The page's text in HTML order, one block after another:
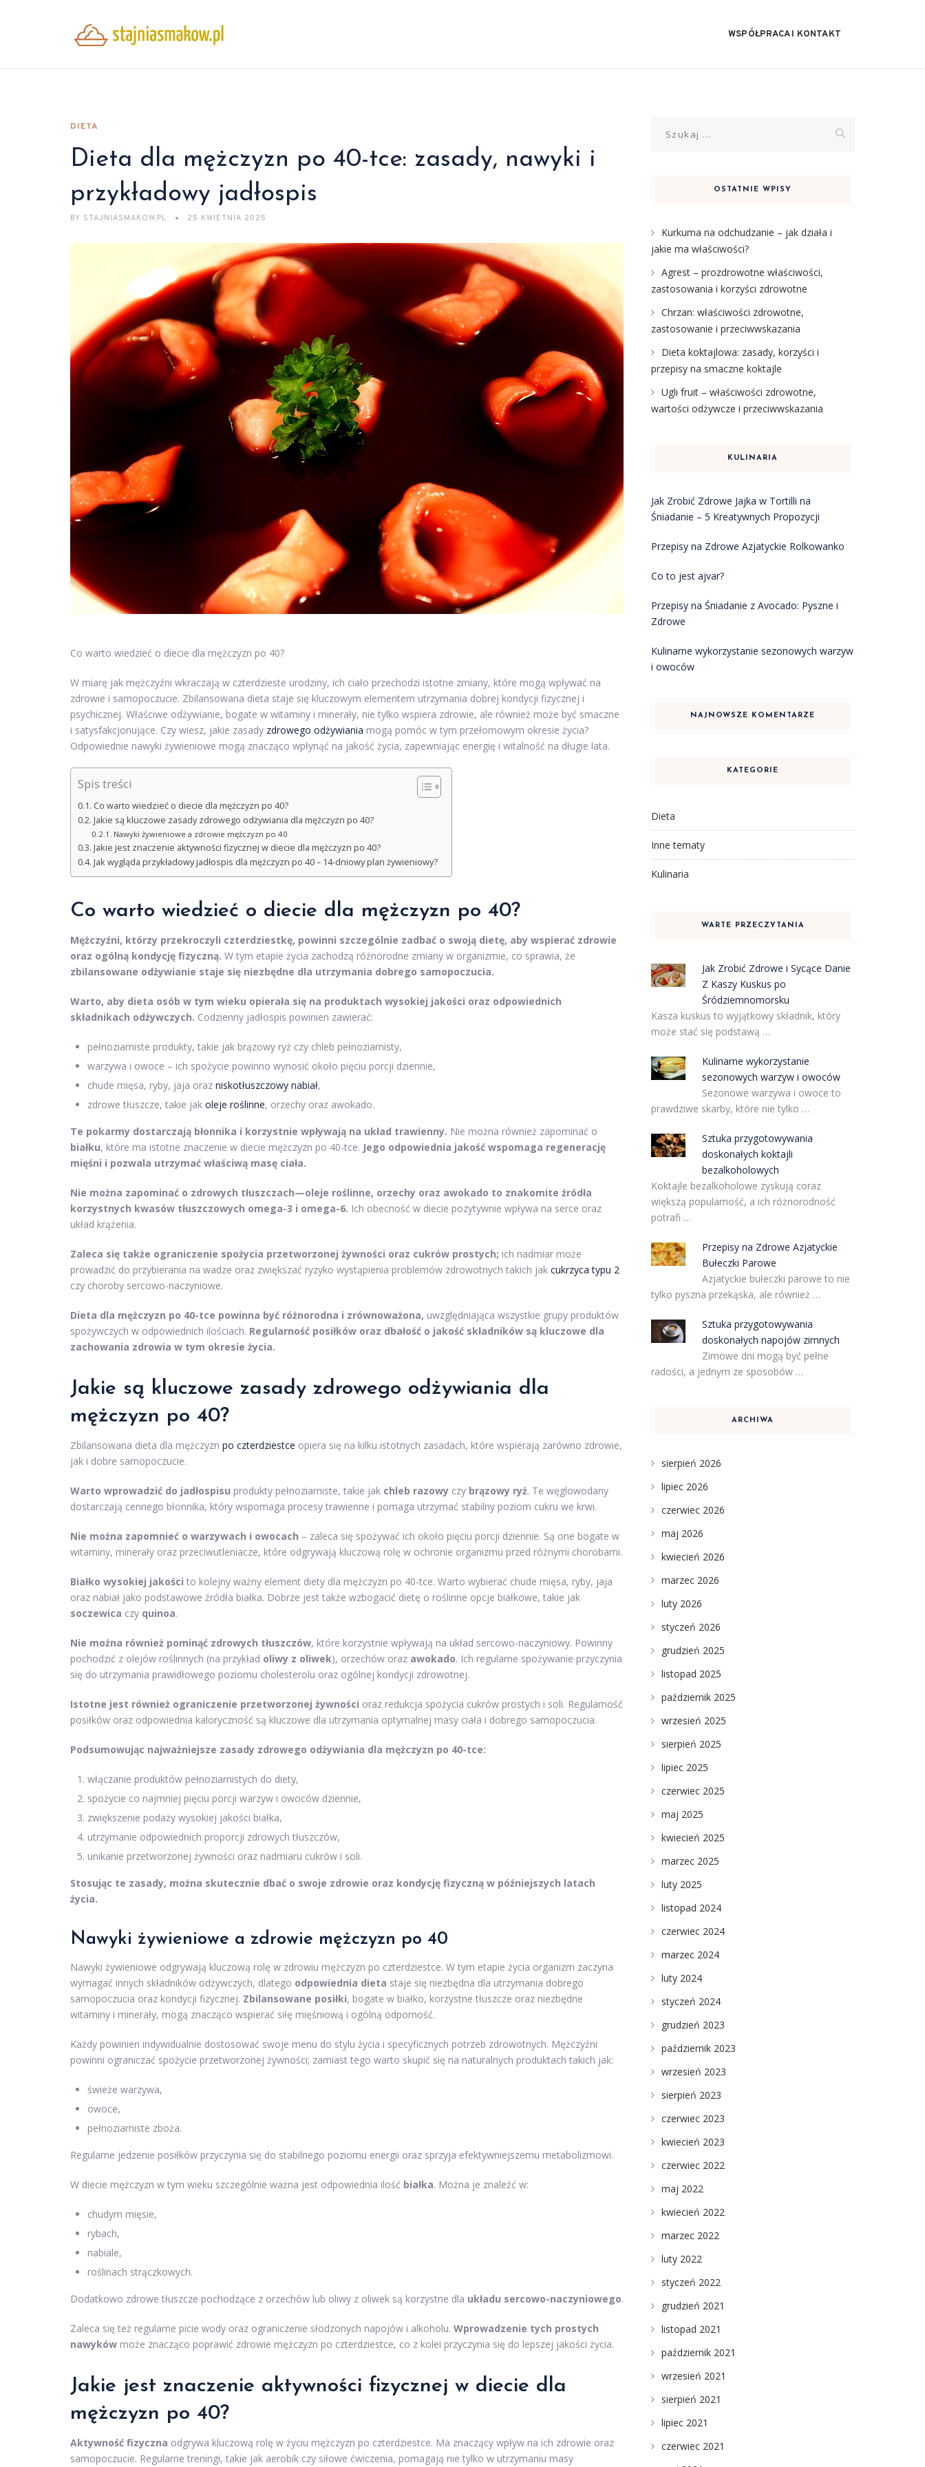
WSPÓŁPRACA I KONTAKT
DIETA
Dieta dla mężczyzn po 40-tce: zasady, nawyki i
przykładowy jadłospis
BY STAJNIASMAKOW.PL 25 KWIETNIA 2025
Co warto wiedzieć o diecie dla mężczyzn po 40?
W miarę jak mężczyźni wkraczają w czterdzieste urodziny, ich ciało przechodzi istotne zmiany, które mogą wpływać na
zdrowie i samopoczucie. Zbilansowana dieta staje się kluczowym elementem utrzymania dobrej kondycji fizycznej i
psychicznej. Właściwe odżywianie, bogate w witaminy i minerały, nie tylko wspiera zdrowie, ale również może być smaczne
i satysfakcjonujące. Czy wiesz, jakie zasady zdrowego odżywiania mogą pomóc w tym przełomowym okresie życia?
Odpowiednie nawyki żywieniowe mogą znacząco wpłynąć na jakość życia, zapewniając energię i witalność na długie lata.
Spis treści
Co warto wiedzieć o diecie dla mężczyzn po 40?
Jakie są kluczowe zasady zdrowego odżywiania dla mężczyzn po 40?
Nawyki żywieniowe a zdrowie mężczyzn po 40
Jakie jest znaczenie aktywności fizycznej w diecie dla mężczyzn po 40?
Jak wygląda przykładowy jadłospis dla mężczyzn po 40 – 14-dniowy plan żywieniowy?
Co warto wiedzieć o diecie dla mężczyzn po 40?
Mężczyźni, którzy przekroczyli czterdziestkę, powinni szczególnie zadbać o swoją dietę, aby wspierać zdrowie
oraz ogólną kondycję fizyczną. W tym etapie życia zachodzą różnorodne zmiany w organizmie, co sprawia, że
zbilansowane odżywianie staje się niezbędne dla utrzymania dobrego samopoczucia.
Warto, aby dieta osób w tym wieku opierała się na produktach wysokiej jakości oraz odpowiednich
składnikach odżywczych. Codzienny jadłospis powinien zawierać:
pełnoziarniste produkty, takie jak brązowy ryż czy chleb pełnoziarnisty,
warzywa i owoce – ich spożycie powinno wynosić około pięciu porcji dziennie,
chude mięsa, ryby, jaja oraz niskotłuszczowy nabiał,
zdrowe tłuszcze, takie jak oleje roślinne, orzechy oraz awokado.
Te pokarmy dostarczają błonnika i korzystnie wpływają na układ trawienny. Nie można również zapominać o
białku, które ma istotne znaczenie w diecie mężczyzn po 40-tce. Jego odpowiednia jakość wspomaga regenerację
mięśni i pozwala utrzymać właściwą masę ciała.
Nie można zapominać o zdrowych tłuszczach—oleje roślinne, orzechy oraz awokado to znakomite źródła
korzystnych kwasów tłuszczowych omega-3 i omega-6. Ich obecność w diecie pozytywnie wpływa na serce oraz
układ krążenia.
Zaleca się także ograniczenie spożycia przetworzonej żywności oraz cukrów prostych; ich nadmiar może
prowadzić do przybierania na wadze oraz zwiększać ryzyko wystąpienia problemów zdrowotnych takich jak cukrzyca typu 2
czy choroby sercowo-naczyniowe.
Dieta dla mężczyzn po 40-tce powinna być różnorodna i zrównoważona, uwzględniająca wszystkie grupy produktów
spożywczych w odpowiednich ilościach. Regularność posiłków oraz dbałość o jakość składników są kluczowe dla
zachowania zdrowia w tym okresie życia.
Jakie są kluczowe zasady zdrowego odżywiania dla
mężczyzn po 40?
Zbilansowana dieta dla mężczyzn po czterdziestce opiera się na kilku istotnych zasadach, które wspierają zarówno zdrowie,
jak i dobre samopoczucie.
Warto wprowadzić do jadłospisu produkty pełnoziarniste, takie jak chleb razowy czy brązowy ryż. Te węglowodany
dostarczają cennego błonnika, który wspomaga procesy trawienne i pomaga utrzymać stabilny poziom cukru we krwi.
Nie można zapomnieć o warzywach i owocach – zaleca się spożywać ich około pięciu porcji dziennie. Są one bogate w
witaminy, minerały oraz przeciwutleniacze, które odgrywają kluczową rolę w ochronie organizmu przed różnymi chorobami.
Białko wysokiej jakości to kolejny ważny element diety dla mężczyzn po 40-tce. Warto wybierać chude mięsa, ryby, jaja
oraz nabiał jako podstawowe źródła białka. Dobrze jest także wzbogacić dietę o roślinne opcje białkowe, takie jak
soczewica czy quinoa.
Nie można również pominąć zdrowych tłuszczów, które korzystnie wpływają na układ sercowo-naczyniowy. Powinny
pochodzić z olejów roślinnych (na przykład oliwy z oliwek), orzechów oraz awokado. Ich regularne spożywanie przyczynia
się do utrzymania prawidłowego poziomu cholesterolu oraz ogólnej kondycji zdrowotnej.
Istotne jest również ograniczenie przetworzonej żywności oraz redukcja spożycia cukrów prostych i soli. Regularność
posiłków oraz odpowiednia kaloryczność są kluczowe dla utrzymania optymalnej masy ciała i dobrego samopoczucia.
Podsumowując najważniejsze zasady zdrowego odżywiania dla mężczyzn po 40-tce:
włączanie produktów pełnoziarnistych do diety,
spożycie co najmniej pięciu porcji warzyw i owoców dziennie,
zwiększenie podaży wysokiej jakości białka,
utrzymanie odpowiednich proporcji zdrowych tłuszczów,
unikanie przetworzonej żywności oraz nadmiaru cukrów i soli.
Stosując te zasady, można skutecznie dbać o swoje zdrowie oraz kondycję fizyczną w późniejszych latach
życia.
Nawyki żywieniowe a zdrowie mężczyzn po 40
Nawyki żywieniowe odgrywają kluczową rolę w zdrowiu mężczyzn po czterdziestce. W tym etapie życia organizm zaczyna
wymagać innych składników odżywczych, dlatego odpowiednia dieta staje się niezbędna dla utrzymania dobrego
samopoczucia oraz kondycji fizycznej. Zbilansowane posiłki, bogate w białko, korzystne tłuszcze oraz niezbędne
witaminy i minerały, mogą znacząco wspierać siłę mięśniową i ogólną odporność.
Każdy powinien indywidualnie dostosować swoje menu do stylu życia i specyficznych potrzeb zdrowotnych. Mężczyźni
powinni ograniczać spożycie przetworzonej żywności; zamiast tego warto skupić się na naturalnych produktach takich jak:
świeże warzywa,
owoce,
pełnoziarniste zboża.
Regularne jedzenie posiłków przyczynia się do stabilnego poziomu energii oraz sprzyja efektywniejszemu metabolizmowi.
W diecie mężczyzn w tym wieku szczególnie ważna jest odpowiednia ilość białka. Można je znaleźć w:
chudym mięsie,
rybach,
nabiale,
roślinach strączkowych.
Dodatkowo zdrowe tłuszcze pochodzące z orzechów lub oliwy z oliwek są korzystne dla układu sercowo-naczyniowego.
Zaleca się też regularne picie wody oraz ograniczenie słodzonych napojów i alkoholu. Wprowadzenie tych prostych
nawyków może znacząco poprawić zdrowie mężczyzn po czterdziestce, co z kolei przyczynia się do lepszej jakości życia.
Jakie jest znaczenie aktywności fizycznej w diecie dla
mężczyzn po 40?
Aktywność fizyczna odgrywa kluczową rolę w życiu mężczyzn po czterdziestce. Ma znaczący wpływ na ich zdrowie oraz
samopoczucie. Regularne treningi, takie jak aerobik czy siłowe ćwiczenia, pomagają nie tylko w utrzymaniu masy
OSTATNIE WPISY
Kurkuma na odchudzanie – jak działa i
jakie ma właściwości?
Agrest – prozdrowotne właściwości,
zastosowania i korzyści zdrowotne
Chrzan: właściwości zdrowotne,
zastosowanie i przeciwwskazania
Dieta koktajlowa: zasady, korzyści i
przepisy na smaczne koktajle
Ugli fruit – właściwości zdrowotne,
wartości odżywcze i przeciwwskazania
KULINARIA
Jak Zrobić Zdrowe Jajka w Tortilli na
Śniadanie – 5 Kreatywnych Propozycji
Przepisy na Zdrowe Azjatyckie Rolkowanko
Co to jest ajvar?
Przepisy na Śniadanie z Avocado: Pyszne i
Zdrowe
Kulinarne wykorzystanie sezonowych warzyw
i owoców
NAJNOWSZE KOMENTARZE
KATEGORIE
Dieta
Inne tematy
Kulinaria
WARTE PRZECZYTANIA
Jak Zrobić Zdrowe i Sycące Danie
Z Kaszy Kuskus po
Śródziemnomorsku
Kasza kuskus to wyjątkowy składnik, który
może stać się podstawą …
Kulinarne wykorzystanie
sezonowych warzyw i owoców
Sezonowe warzywa i owoce to
prawdziwe skarby, które nie tylko …
Sztuka przygotowywania
doskonałych koktajli
bezalkoholowych
Koktajle bezalkoholowe zyskują coraz
większą popularność, a ich różnorodność
potrafi …
Przepisy na Zdrowe Azjatyckie
Bułeczki Parowe
Azjatyckie bułeczki parowe to nie
tylko pyszna przekąska, ale również …
Sztuka przygotowywania
doskonałych napojów zimnych
Zimowe dni mogą być pełne
radości, a jednym ze sposobów …
ARCHIWA
sierpień 2026
lipiec 2026
czerwiec 2026
maj 2026
kwiecień 2026
marzec 2026
luty 2026
styczeń 2026
grudzień 2025
listopad 2025
październik 2025
wrzesień 2025
sierpień 2025
lipiec 2025
czerwiec 2025
maj 2025
kwiecień 2025
marzec 2025
luty 2025
listopad 2024
czerwiec 2024
marzec 2024
luty 2024
styczeń 2024
grudzień 2023
październik 2023
wrzesień 2023
sierpień 2023
czerwiec 2023
kwiecień 2023
czerwiec 2022
maj 2022
kwiecień 2022
marzec 2022
luty 2022
styczeń 2022
grudzień 2021
listopad 2021
październik 2021
wrzesień 2021
sierpień 2021
lipiec 2021
czerwiec 2021